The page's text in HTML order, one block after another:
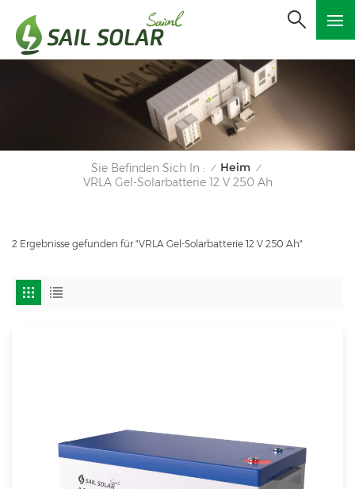
Sie Befinden Sich In : / Heim /
VRLA Gel-Solarbatterie 12 V 250 Ah
2 Ergebnisse gefunden für "VRLA Gel-Solarbatterie 12 V 250 Ah"